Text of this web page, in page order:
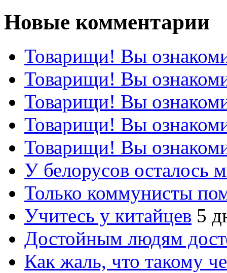
Новые комментарии
Товарищи! Вы
Товарищи! Вы
Товарищи! Вы
Товарищи! Вы
Товарищи! Вы
У белорусов осталось
Только коммунисты
Учитесь у китайцев 5
Достойным людям
Как жаль, что такому